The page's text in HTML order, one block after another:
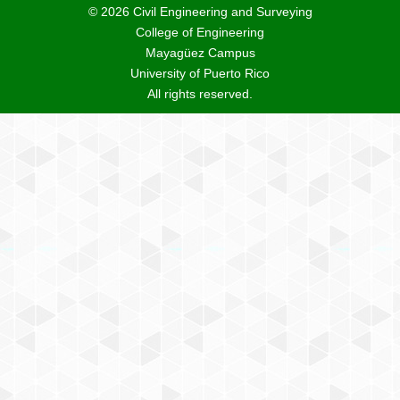
© 2026 Civil Engineering and Surveying
College of Engineering
Mayagüez Campus
University of Puerto Rico
All rights reserved.